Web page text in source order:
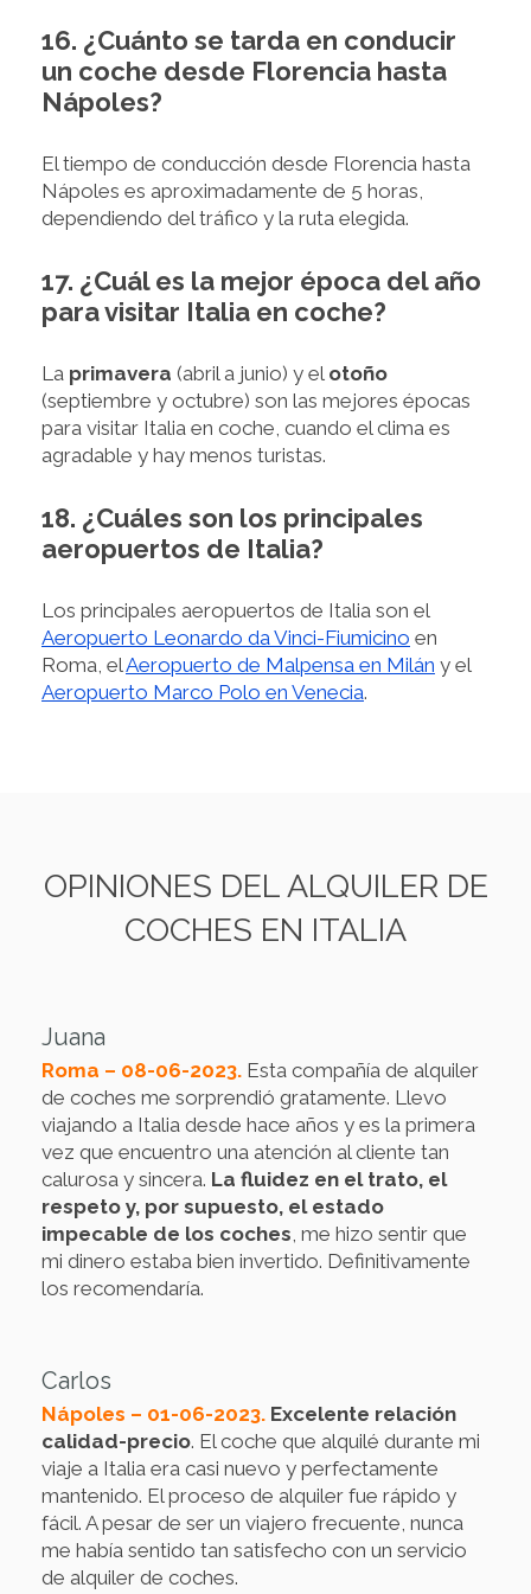
16. ¿Cuánto se tarda en conducir
un coche desde Florencia hasta
Nápoles?
El tiempo de conducción desde Florencia hasta
Nápoles es aproximadamente de 5 horas,
dependiendo del tráfico y la ruta elegida.
17. ¿Cuál es la mejor época del año
para visitar Italia en coche?
La primavera (abril a junio) y el otoño
(septiembre y octubre) son las mejores épocas
para visitar Italia en coche, cuando el clima es
agradable y hay menos turistas.
18. ¿Cuáles son los principales
aeropuertos de Italia?
Los principales aeropuertos de Italia son el
Aeropuerto Leonardo da Vinci-Fiumicino en
Roma, elAeropuerto de Malpensa en Milán y el
Aeropuerto Marco Polo en Venecia.
OPINIONES DEL ALQUILER DE
COCHES EN ITALIA
Juana
Roma – 08-06-2023. Esta compañía de alquiler
de coches me sorprendió gratamente. Llevo
viajando a Italia desde hace años y es la primera
vez que encuentro una atención al cliente tan
calurosa y sincera. La fluidez en el trato, el
respeto y, por supuesto, el estado
impecable de los coches , me hizo sentir que
mi dinero estaba bien invertido. Definitivamente
los recomendaría.
Carlos
Nápoles – 01-06-2023. Excelente relación
calidad-precio. El coche que alquilé durante mi
viaje a Italia era casi nuevo y perfectamente
mantenido. El proceso de alquiler fue rápido y
fácil. A pesar de ser un viajero frecuente, nunca
me había sentido tan satisfecho con un servicio
de alquiler de coches.